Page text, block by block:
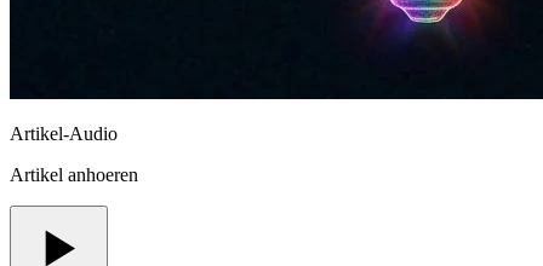
Artikel-Audio
Artikel anhoeren